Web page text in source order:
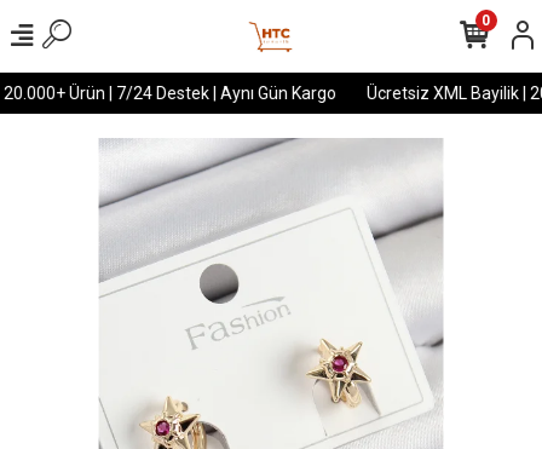
Ürün | 7/24 Destek | Aynı Gün Kargo Ücretsiz XML Bayilik |
0